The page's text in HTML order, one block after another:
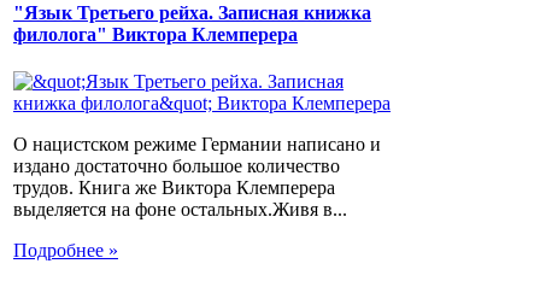
"Язык Третьего рейха. Записная книжка
филолога" Виктора Клемперера
О нацистском режиме Германии написано и
издано достаточно большое количество
трудов. Книга же Виктора Клемперера
выделяется на фоне остальных.Живя в...
Подробнее »